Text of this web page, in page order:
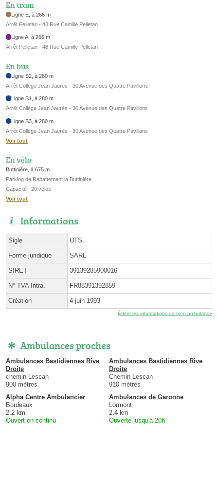
En tram
Ligne E, à 266 m
Arrêt Pelletan - 48 Rue Camille Pelletan
Ligne A, à 266 m
Arrêt Pelletan - 48 Rue Camille Pelletan
En bus
Ligne S2, à 280 m
Arrêt Collège Jean Jaurès - 30 Avenue des Quatre Pavillons
Ligne S1, à 280 m
Arrêt Collège Jean Jaurès - 30 Avenue des Quatre Pavillons
Ligne S3, à 280 m
Arrêt Collège Jean Jaurès - 30 Avenue des Quatre Pavillons
Voir tout
En vélo
Buttinière, à 675 m
Parking de Rabattement la Buttinière
Capacité : 20 vélos
Voir tout
Informations
Sigle UTS
Forme juridique SARL
SIRET 39139285900016
N° TVA Intra. FR88391392859
Création 4 juin 1993
Éditer les informations de mon ambulance
Ambulances proches
Ambulances Bastidiennes Rive
Droite
chemin Lescan
900 mètres
Ambulances Bastidiennes Rive
Droite
Chemin Lescan
910 mètres
Alpha Centre Ambulancier
Bordeaux
2.2 km
Ouvert en continu
Ambulances de Garonne
Lormont
2.4 km
Ouverte jusqu'à 20h